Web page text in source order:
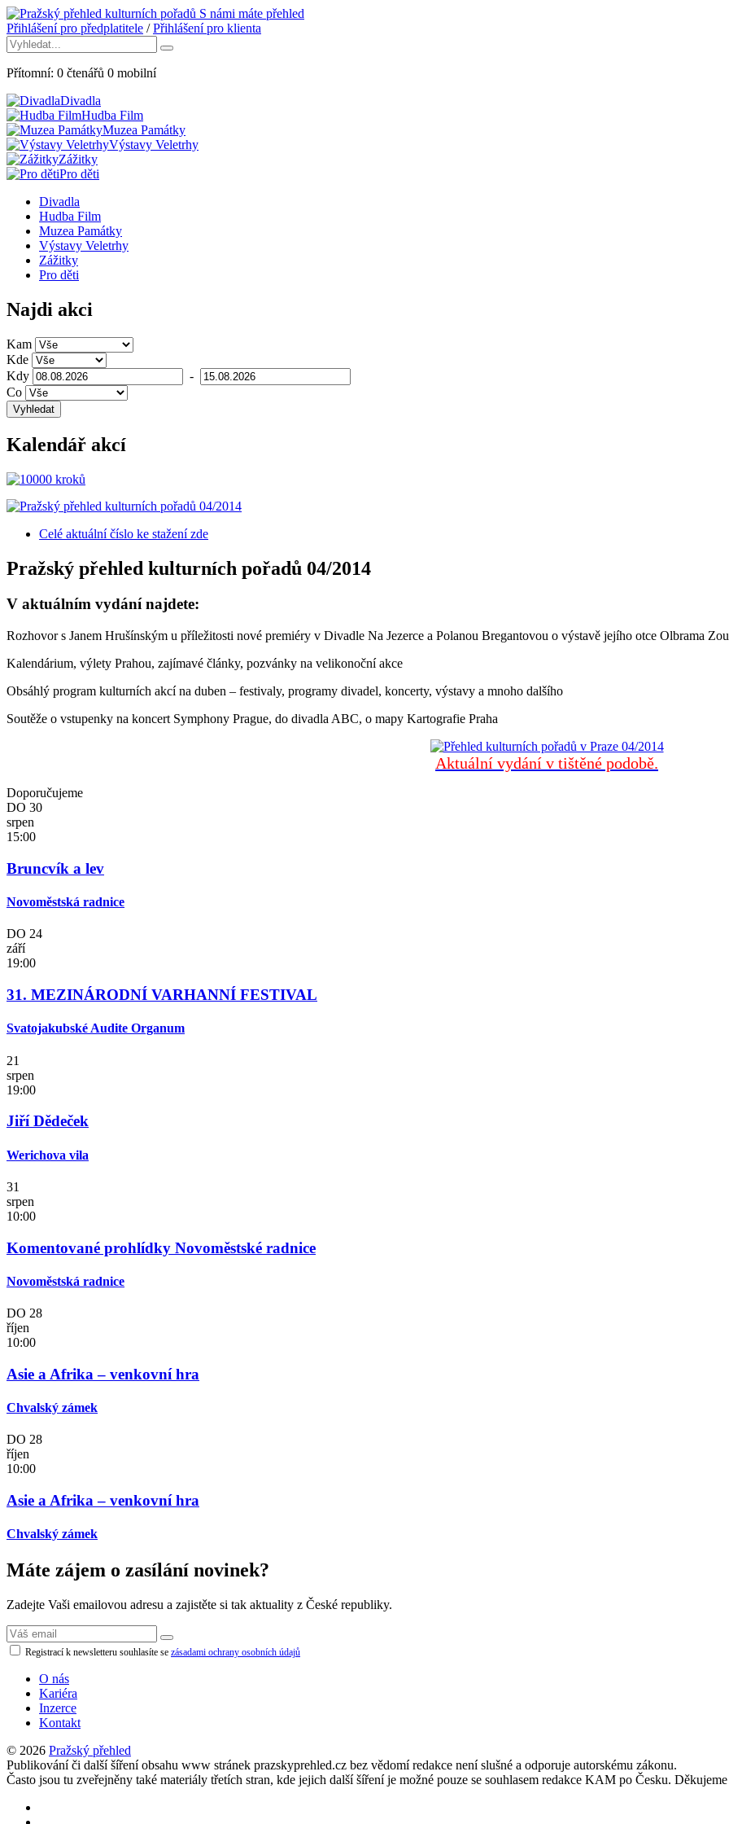
S námi máte přehled
Přihlášení pro předplatitele /Přihlášení pro klienta
Přítomní: 0 čtenářů 0 mobilní
Divadla
Hudba Film
Muzea Památky
Výstavy Veletrhy
Zážitky
Pro děti
Divadla
Hudba Film
Muzea Památky
Výstavy Veletrhy
Zážitky
Pro děti
Najdi akci
Kam
Kde
Kdy
-
Co
Vyhledat
Kalendář akcí
Celé aktuální číslo ke stažení zde
Pražský přehled kulturních pořadů 04/2014
V aktuálním vydání najdete:
Rozhovor s Janem Hrušínským u příležitosti nové premiéry v Divadle Na Jezerce a Polanou Bregantovou o výstavě jejího otce Olbrama
Kalendárium, výlety Prahou, zajímavé články, pozvánky na velikonoční akce
Obsáhlý program kulturních akcí na duben – festivaly, programy divadel, koncerty, výstavy a mnoho dalšího
Soutěže o vstupenky na koncert Symphony Prague, do divadla ABC, o mapy Kartografie Praha
Aktuální vydání v tištěné podobě.
Doporučujeme
DO 30
srpen
15:00
Bruncvík a lev
Novoměstská radnice
DO 24
září
19:00
31. MEZINÁRODNÍ VARHANNÍ FESTIVAL
Svatojakubské Audite Organum
21
srpen
19:00
Jiří Dědeček
Werichova vila
31
srpen
10:00
Komentované prohlídky Novoměstské radnice
Novoměstská radnice
DO 28
říjen
10:00
Asie a Afrika – venkovní hra
Chvalský zámek
DO 28
říjen
10:00
Asie a Afrika – venkovní hra
Chvalský zámek
Máte zájem o zasílání novinek?
Zadejte Vaši emailovou adresu a zajistěte si tak aktuality z České republiky.
Registrací k newsletteru souhlasíte se zásadami ochrany osobních údajů
O nás
Kariéra
Inzerce
Kontakt
© 2026 Pražský přehled
Publikování či další šíření obsahu www stránek prazskyprehled.cz bez vědomí redakce není slušné a odporuje autorskému zákonu.
Často jsou tu zveřejněny také materiály třetích stran, kde jejich další šíření je možné pouze se souhlasem redakce KAM po Česku.